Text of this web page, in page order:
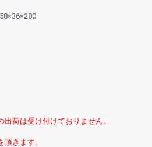
出荷は受け付けておりません。
きます。